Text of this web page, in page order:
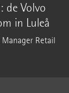
de Volvo
in Luleå
Retail